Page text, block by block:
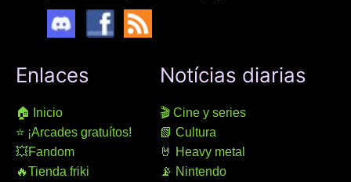
Enlaces
🏠 Inicio
⭐ ¡Arcades gratuítos!
💥Fandom
🔥Tienda friki
Notícias diarias
🎬 Cine y series
📗 Cultura
🤘 Heavy metal
📡 Nintendo